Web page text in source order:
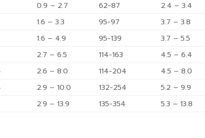
0.9 – 2.7 62-87 2.4 – 3.4
1.6 – 3.3 95-97 3.7 – 3.8
1.6 – 4.9 95-139 3.7 – 5.5
2.7 – 6.5 114-163 4.5 – 6.4
2.6 – 8.0 114-204 4.5 – 8.0
2.9 – 10.0 132-254 5.2 – 9.9
2.9 – 13.9 135-354 5.3 – 13.8